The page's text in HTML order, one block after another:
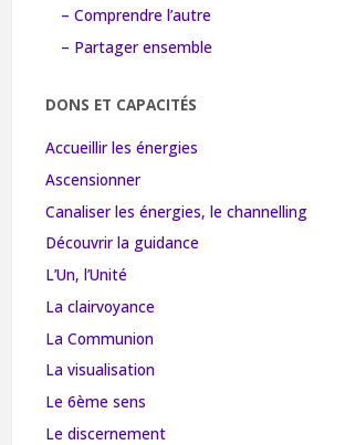
– Comprendre l’autre
– Partager ensemble
DONS ET CAPACITÉS
Accueillir les énergies
Ascensionner
Canaliser les énergies, le channelling
Découvrir la guidance
L’Un, l’Unité
La clairvoyance
La Communion
La visualisation
Le 6ème sens
Le discernement